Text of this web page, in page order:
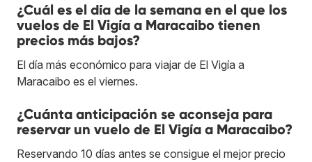
¿Cuál es el día de la semana en el que los
vuelos de El Vigía a Maracaibo tienen
precios más bajos?
El día más económico para viajar de El Vigía a
Maracaibo es el viernes.
¿Cuánta anticipación se aconseja para
reservar un vuelo de El Vigía a Maracaibo?
Reservando 10 días antes se consigue el mejor precio